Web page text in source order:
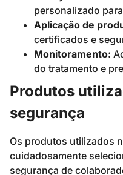
personalizado
Aplicação de
certificados e
Monitoramento:
do tratamento e
Produtos
segurança
Os produtos utilizados
cuidadosamente
segurança de